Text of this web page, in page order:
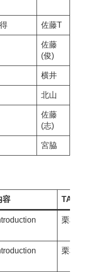
佐藤T
佐藤
(俊)
横井
北山
佐藤
(志)
宮脇
容 TA
栗林
栗林